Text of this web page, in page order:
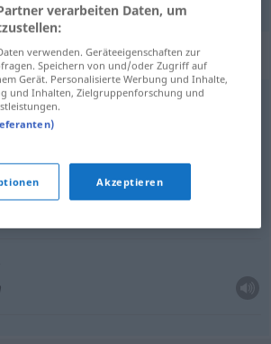
für "buzunar"
verarbeiten Daten, um
verwenden. Geräteeigenschaften zur
Speichern von und/oder Zugriff auf
Gerät. Personalisierte Werbung und Inhalte,
und Inhalten, Zielgruppenforschung und
Akzeptieren